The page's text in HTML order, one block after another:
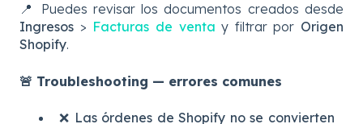
📍 Puedes revisar los documentos creados desde
Ingresos > Facturas de venta y filtrar por Origen
Shopify.
🚨 Troubleshooting — errores comunes
❌ Las órdenes de Shopify no se convierten